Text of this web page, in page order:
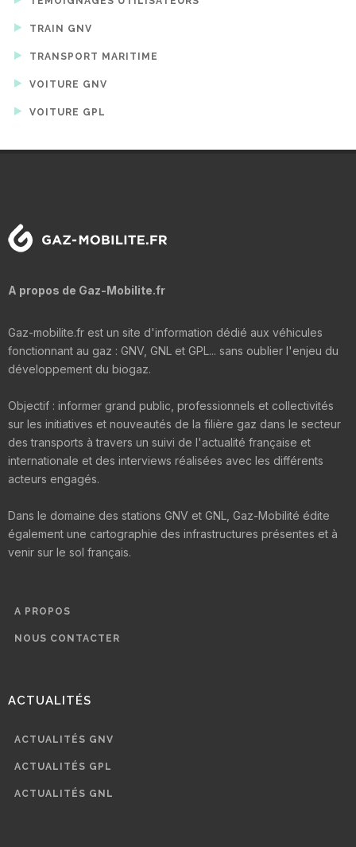
TRAIN GNV
TRANSPORT MARITIME
VOITURE GNV
VOITURE GPL
A propos de Gaz-Mobilite.fr
Gaz-mobilite.fr est un site d'information dédié aux véhicules
fonctionnant au gaz : GNV, GNL et GPL... sans oublier l'enjeu du
développement du biogaz.
Objectif : informer grand public, professionnels et collectivités
sur les initiatives et nouveautés de la filière gaz dans le secteur
des transports à travers un suivi de l'actualité française et
internationale et des interviews réalisées avec les différents
acteurs engagés.
Dans le domaine des stations GNV et GNL, Gaz-Mobilité édite
également une cartographie des infrastructures présentes et à
venir sur le sol français.
A PROPOS
NOUS CONTACTER
ACTUALITÉS
ACTUALITÉS GNV
ACTUALITÉS GPL
ACTUALITÉS GNL